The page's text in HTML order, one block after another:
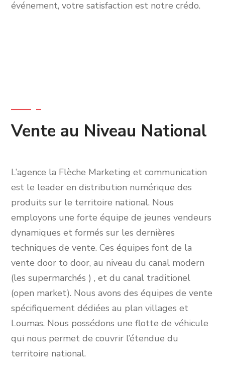
événement, votre satisfaction est notre crédo.
Vente au Niveau National
L’agence la Flèche Marketing et communication
est le leader en distribution numérique des
produits sur le territoire national. Nous
employons une forte équipe de jeunes vendeurs
dynamiques et formés sur les dernières
techniques de vente. Ces équipes font de la
vente door to door, au niveau du canal modern
(les supermarchés ) , et du canal traditionel
(open market). Nous avons des équipes de vente
spécifiquement dédiées au plan villages et
Loumas. Nous possédons une flotte de véhicule
qui nous permet de couvrir l’étendue du
territoire national.